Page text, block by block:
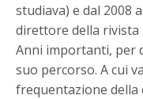
studiava) e dal 2008
direttore della rivista
Anni importanti, per
suo percorso. A cui
frequentazione della